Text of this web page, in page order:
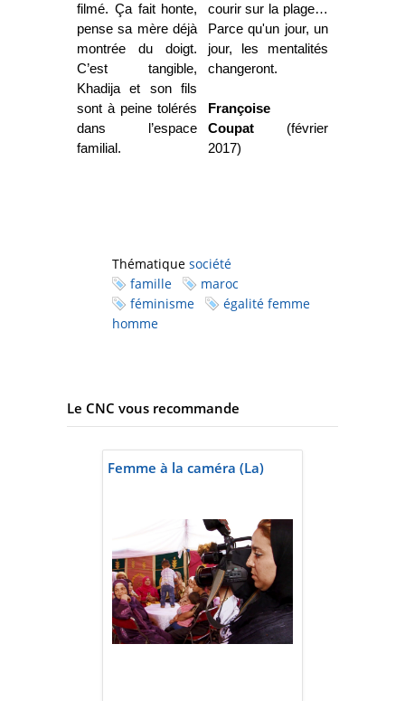
filmé. Ça fait honte,
pense sa mère déjà
montrée du doigt.
C’est tangible,
Khadija et son fils
sont à peine tolérés
dans l’espace
familial.
courir sur la plage…
Parce qu'un jour, un
jour, les mentalités
changeront.
Françoise
Coupat (février
2017)
Thématique société
famille
maroc
féminisme
égalité femme
homme
Le CNC vous recommande
Femme à la caméra (La)